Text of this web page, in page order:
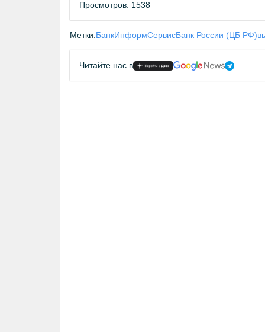
Просмотров: 1538
Метки:БанкИнформСервисБанк России (ЦБ РФ)
Читайте нас в